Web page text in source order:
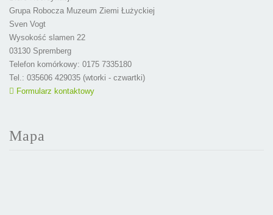
Grupa Robocza Muzeum Ziemi Łużyckiej
Sven Vogt
Wysokość slamen 22
03130 Spremberg
Telefon komórkowy: 0175 7335180
Tel.: 035606 429035 (wtorki - czwartki)
Formularz kontaktowy
Mapa